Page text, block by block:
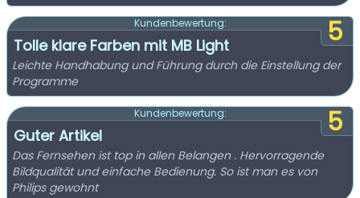
5
Kundenbewertung:
Tolle klare Farben mit MB Light
Leichte Handhabung und Führung durch die Einstellung der
Programme
5
Kundenbewertung:
Guter Artikel
Das Fernsehen ist top in allen Belangen . Hervorragende
Bildqualität und einfache Bedienung. So ist man es von
Philips gewohnt